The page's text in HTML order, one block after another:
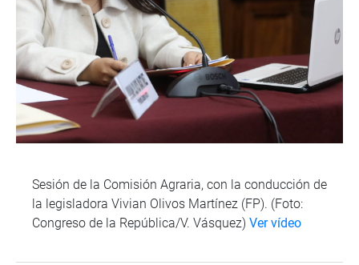
Sesión de la Comisión Agraria, con la conducción de
la legisladora Vivian Olivos Martínez (FP). (Foto:
Congreso de la República/V. Vásquez) Ver vídeo